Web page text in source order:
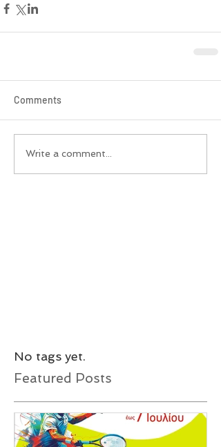
Comments
Write a comment...
No tags yet.
Featured Posts